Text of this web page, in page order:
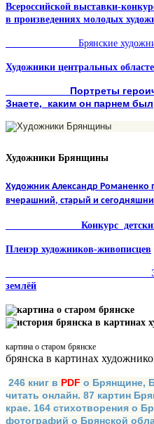
Всероссийской выставки-
в произведениях молодых
Брянские художники
Художники центральных
Портреты
Знаете, каким он парнем был
Художники Брянщины
Художник Александр Романенко
вчерашний, старый и
Конкурс детских школ
Пленэр художников-живописцев
Экспозиция
землёй
картина о
брянска в картинах
246 книг в PDF о Брянщине,
читать онлайн. 87 картин
крае. 164 стихотворения о
фотографий о Брянской